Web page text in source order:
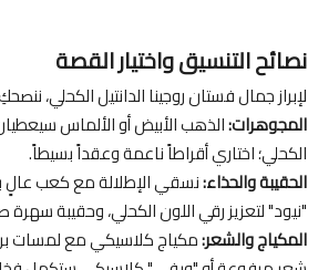
نصائح التنسيق واختيار القصة
لإبراز جمال فستان روجينا الدانتيل الكحلي،
المجوهرات:الذهب الأبيض أو الألماس
الكحلي؛ اختاري أقراطاً ناعمة وعقداً بسيطاً.
الحقيبة والحذاء:نسقي الإطلالة مع كعب عالٍ
"نيود" لتعزيز رقي اللون الكحلي، وحقيبة
المكياج والشعر:مكياج كلاسيكي مع لمسات